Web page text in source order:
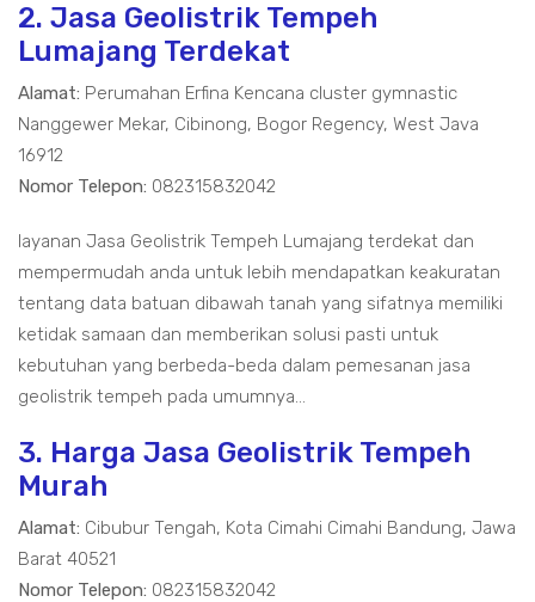
2. Jasa Geolistrik Tempeh
Lumajang Terdekat
Alamat: Perumahan Erfina Kencana cluster gymnastic
Nanggewer Mekar, Cibinong, Bogor Regency, West Java
16912
Nomor Telepon: 082315832042
layanan Jasa Geolistrik Tempeh Lumajang terdekat dan
mempermudah anda untuk lebih mendapatkan keakuratan
tentang data batuan dibawah tanah yang sifatnya memiliki
ketidak samaan dan memberikan solusi pasti untuk
kebutuhan yang berbeda-beda dalam pemesanan jasa
geolistrik tempeh pada umumnya...
3. Harga Jasa Geolistrik Tempeh
Murah
Alamat: Cibubur Tengah, Kota Cimahi Cimahi Bandung, Jawa
Barat 40521
Nomor Telepon: 082315832042